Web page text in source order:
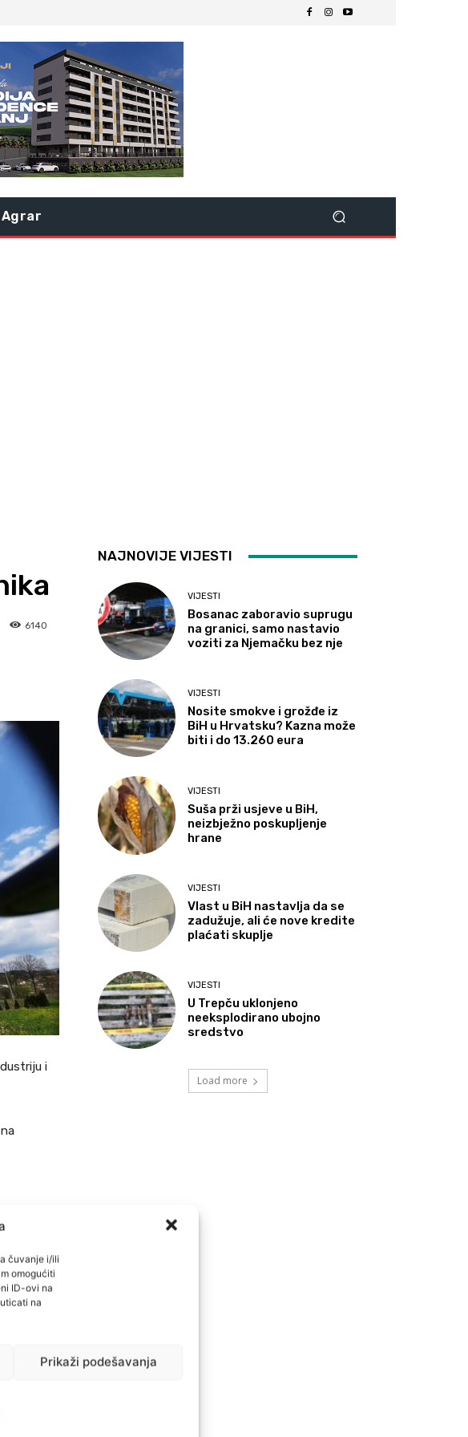
čuvanje i/ili
omogućiti
ID-ovi na
na
Prikaži podešavanja
Agrar
6140
i
NAJNOVIJE VIJESTI
VIJESTI
Bosanac zaboravio suprugu
na granici, samo nastavio
voziti za Njemačku bez nje
VIJESTI
Nosite smokve i grožđe iz
BiH u Hrvatsku? Kazna može
biti i do 13.260 eura
VIJESTI
Suša prži usjeve u BiH,
neizbježno poskupljenje
hrane
VIJESTI
Vlast u BiH nastavlja da se
zadužuje, ali će nove kredite
plaćati skuplje
VIJESTI
U Trepču uklonjeno
neeksplodirano ubojno
sredstvo
Load more